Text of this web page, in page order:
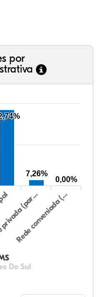
por
Do Sul
(par…
Rede conveniada (…
7,26%
0,00%